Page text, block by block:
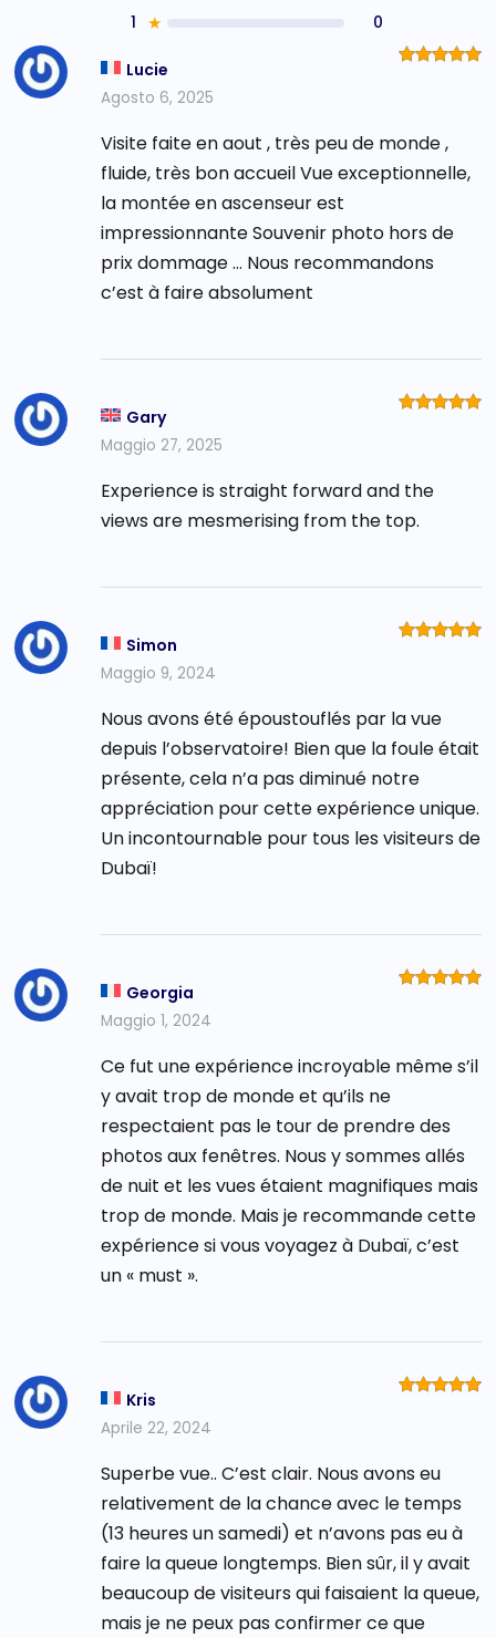
1 ★ 0
Lucie
Agosto 6, 2025
Visite faite en aout , très peu de monde ,
fluide, très bon accueil Vue exceptionnelle,
la montée en ascenseur est
impressionnante Souvenir photo hors de
prix dommage … Nous recommandons
c’est à faire absolument
Gary
Maggio 27, 2025
Experience is straight forward and the
views are mesmerising from the top.
Simon
Maggio 9, 2024
Nous avons été époustouflés par la vue
depuis l’observatoire! Bien que la foule était
présente, cela n’a pas diminué notre
appréciation pour cette expérience unique.
Un incontournable pour tous les visiteurs de
Dubaï!
Georgia
Maggio 1, 2024
Ce fut une expérience incroyable même s’il
y avait trop de monde et qu’ils ne
respectaient pas le tour de prendre des
photos aux fenêtres. Nous y sommes allés
de nuit et les vues étaient magnifiques mais
trop de monde. Mais je recommande cette
expérience si vous voyagez à Dubaï, c’est
un « must ».
Kris
Aprile 22, 2024
Superbe vue.. C’est clair. Nous avons eu
relativement de la chance avec le temps
(13 heures un samedi) et n’avons pas eu à
faire la queue longtemps. Bien sûr, il y avait
beaucoup de visiteurs qui faisaient la queue,
mais je ne peux pas confirmer ce que